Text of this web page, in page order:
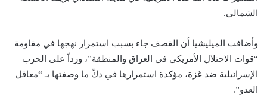
الشمالي.
وأضافت الميليشيا أن القصف جاء بسبب استمرار نهجها في مقاومة
“قوات الاحتلال الأمريكي في العراق والمنطقة”، ورداً على الحرب
الإسرائيلية ضد غزة، مؤكدة استمرارها في دكّ ما وصفتها بـ “معاقل
العدو”.